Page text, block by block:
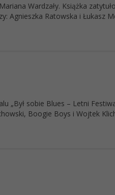
Wardzały. Książka
Agnieszka Ratowska i Łukasz
„Był sobie Blues – Letni
Boogie Boys i Wojtek